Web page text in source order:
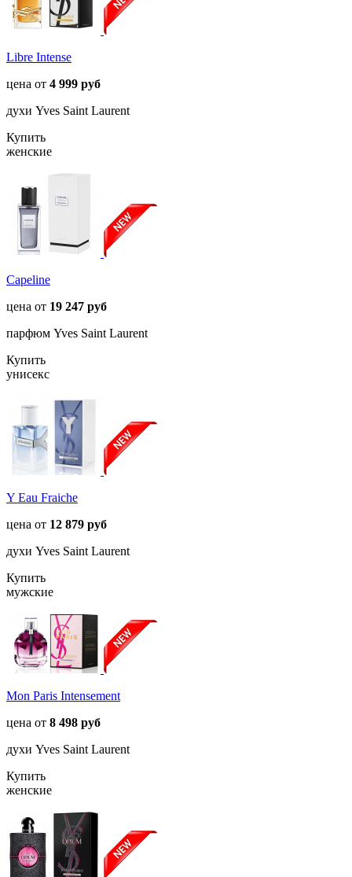
Libre Intense
цена от 4 999 руб
духи Yves Saint Laurent
Купить
женские
Capeline
цена от 19 247 руб
парфюм Yves Saint Laurent
Купить
унисекс
Y Eau Fraiche
цена от 12 879 руб
духи Yves Saint Laurent
Купить
мужские
Mon Paris Intensement
цена от 8 498 руб
духи Yves Saint Laurent
Купить
женские